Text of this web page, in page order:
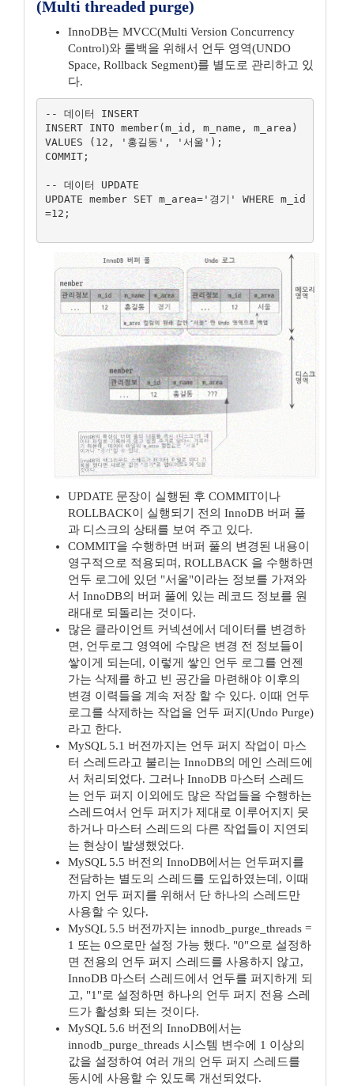
(Multi threaded purge)
InnoDB는 MVCC(Multi Version Concurrency
Control)와 롤백을 위해서 언두 영역(UNDO
Space, Rollback Segment)를 별도로 관리하고 있
다.
-- 데이터 INSERT
INSERT INTO member(m_id, m_name, m_area)
VALUES (12, '홍길동', '서울');
COMMIT;
-- 데이터 UPDATE
UPDATE member SET m_area='경기' WHERE m_id
=12;
UPDATE 문장이 실행된 후 COMMIT이나
ROLLBACK이 실행되기 전의 InnoDB 버퍼 풀
과 디스크의 상태를 보여 주고 있다.
COMMIT을 수행하면 버퍼 풀의 변경된 내용이
영구적으로 적용되며, ROLLBACK 을 수행하면
언두 로그에 있던 "서울"이라는 정보를 가져와
서 InnoDB의 버퍼 풀에 있는 레코드 정보를 원
래대로 되돌리는 것이다.
많은 클라이언트 커넥션에서 데이터를 변경하
면, 언두로그 영역에 수많은 변경 전 정보들이
쌓이게 되는데, 이렇게 쌓인 언두 로그를 언젠
가는 삭제를 하고 빈 공간을 마련해야 이후의
변경 이력들을 계속 저장 할 수 있다. 이때 언두
로그를 삭제하는 작업을 언두 퍼지(Undo Purge)
라고 한다.
MySQL 5.1 버전까지는 언두 퍼지 작업이 마스
터 스레드라고 불리는 InnoDB의 메인 스레드에
서 처리되었다. 그러나 InnoDB 마스터 스레드
는 언두 퍼지 이외에도 많은 작업들을 수행하는
스레드여서 언두 퍼지가 제대로 이루어지지 못
하거나 마스터 스레드의 다른 작업들이 지연되
는 현상이 발생했었다.
MySQL 5.5 버전의 InnoDB에서는 언두퍼지를
전담하는 별도의 스레드를 도입하였는데, 이때
까지 언두 퍼지를 위해서 단 하나의 스레드만
사용할 수 있다.
MySQL 5.5 버전까지는 innodb_purge_threads =
1 또는 0으로만 설정 가능 했다. "0"으로 설정하
면 전용의 언두 퍼지 스레드를 사용하지 않고,
InnoDB 마스터 스레드에서 언두를 퍼지하게 되
고, "1"로 설정하면 하나의 언두 퍼지 전용 스레
드가 활성화 되는 것이다.
MySQL 5.6 버전의 InnoDB에서는
innodb_purge_threads 시스템 변수에 1 이상의
값을 설정하여 여러 개의 언두 퍼지 스레드를
동시에 사용할 수 있도록 개선되었다.